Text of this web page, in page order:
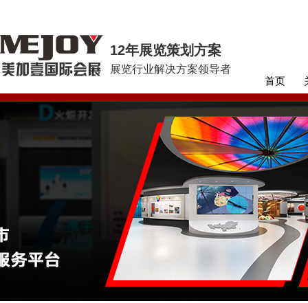
12年展览策划方案
展览行业解决方案领导者
首页